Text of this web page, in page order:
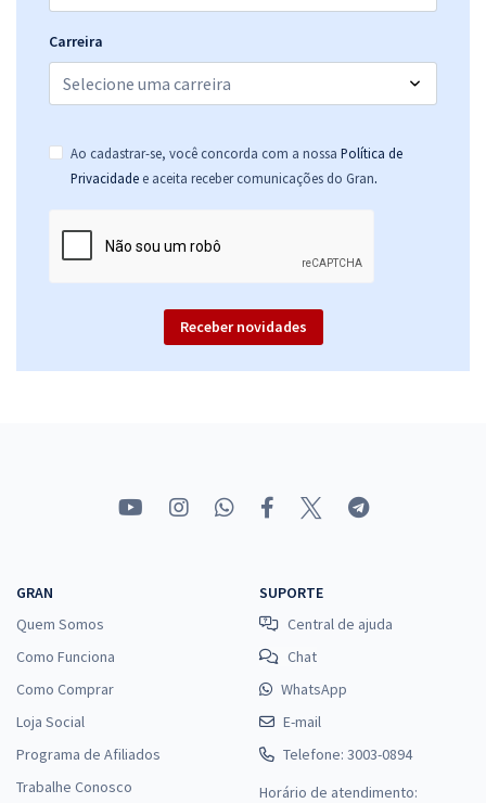
Carreira
Ao cadastrar-se, você concorda com a nossa Política de
Privacidade e aceita receber comunicações do Gran.
Receber novidades
GRAN
Quem Somos
Como Funciona
Como Comprar
Loja Social
Programa de Afiliados
Trabalhe Conosco
SUPORTE
Central de ajuda
Chat
WhatsApp
E-mail
Telefone: 3003-0894
Horário de atendimento: